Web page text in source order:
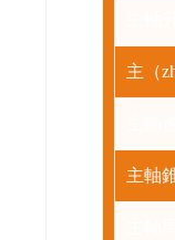
主（
主軸